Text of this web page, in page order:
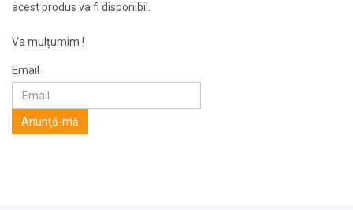
acest produs va fi disponibil.
Va mulțumim !
Email